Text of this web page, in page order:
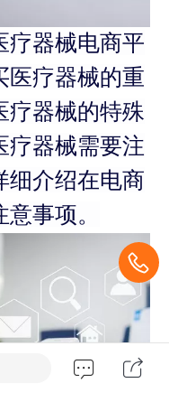
疗器械电商平
医疗器械的重
疗器械的特殊
疗器械需要注
细介绍在电商
事项。